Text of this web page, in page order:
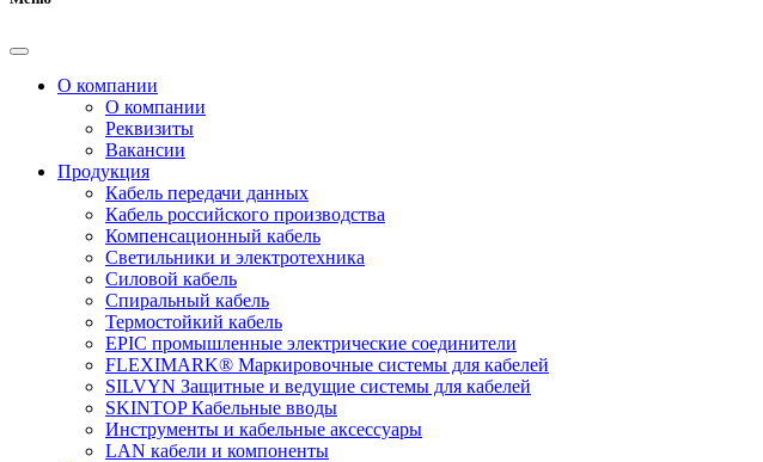
О компании
О компании
Реквизиты
Вакансии
Продукция
Кабель передачи данных
Кабель российского производства
Компенсационный кабель
Светильники и электротехника
Силовой кабель
Спиральный кабель
Термостойкий кабель
EPIC промышленные электрические соединители
FLEXIMARK® Маркировочные системы для кабелей
SILVYN Защитные и ведущие системы для кабелей
SKINTOP Кабельные вводы
Инструменты и кабельные аксессуары
LAN кабели и компоненты